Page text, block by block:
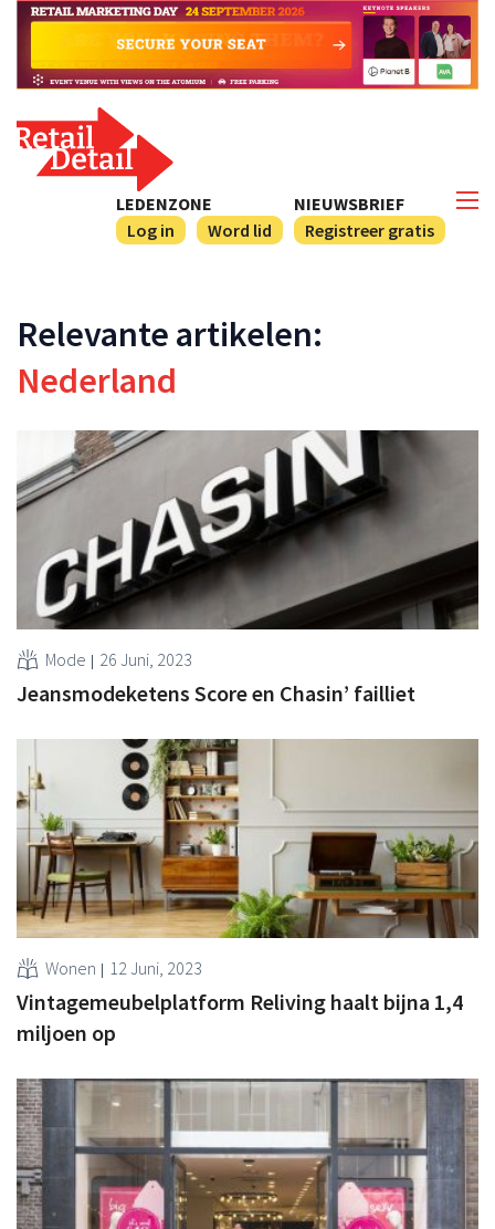
NIEUWSBRIEF
Registreer gratis
LEDENZONE
Log in
Word lid
Relevante artikelen:
Nederland
Mode 26 Juni, 2023
Jeansmodeketens Score en Chasin’ failliet
Wonen 12 Juni, 2023
Vintagemeubelplatform Reliving haalt bijna 1,4
miljoen op